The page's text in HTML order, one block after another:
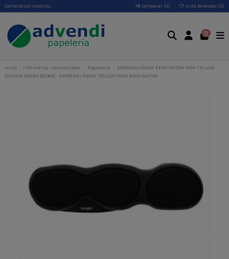
Contacte con nosotros Comparar (0) Lista de deseos (0)
0
Inicio Informática - Consumibles Ergonomía
REPOSAMUÑECAS KENSINGTON PARA TECLADO
ESPUMA NEGRO (62383) - REPOSAMUÑECAS TECLADO FOAM KENSINGTON